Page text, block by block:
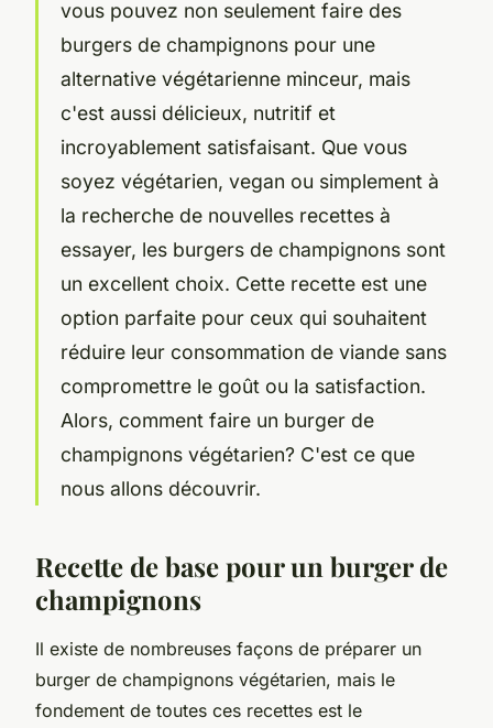
vous pouvez non seulement faire des
burgers de champignons pour une
alternative végétarienne minceur, mais
c'est aussi délicieux, nutritif et
incroyablement satisfaisant. Que vous
soyez végétarien, vegan ou simplement à
la recherche de nouvelles recettes à
essayer, les burgers de champignons sont
un excellent choix. Cette recette est une
option parfaite pour ceux qui souhaitent
réduire leur consommation de viande sans
compromettre le goût ou la satisfaction.
Alors, comment faire un burger de
champignons végétarien? C'est ce que
nous allons découvrir.
Recette de base pour un burger de
champignons
Il existe de nombreuses façons de préparer un
burger de champignons végétarien, mais le
fondement de toutes ces recettes est le